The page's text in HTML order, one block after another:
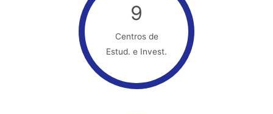
9
Centros de
Estud. e Invest.